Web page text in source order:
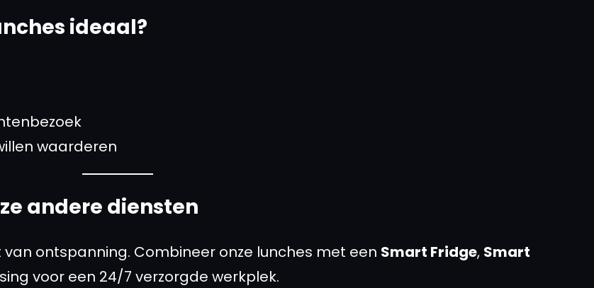
ideaal?
waarderen
andere diensten
ontspanning. Combineer onze lunches met een Smart Fridge, Smart
voor een 24/7 verzorgde werkplek.